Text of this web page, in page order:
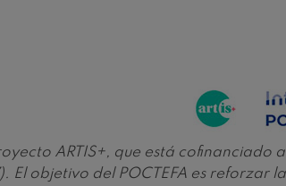
ARTIS+, que está
El objetivo del POCTEFA es
Gabriel Fauré: Pelléas et Mélisande
Franz Schubert: Sinfonía nº9, 'La